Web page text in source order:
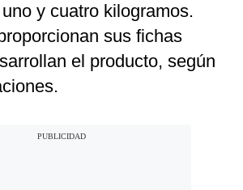
y cuatro kilogramos.
sus fichas
el producto, según